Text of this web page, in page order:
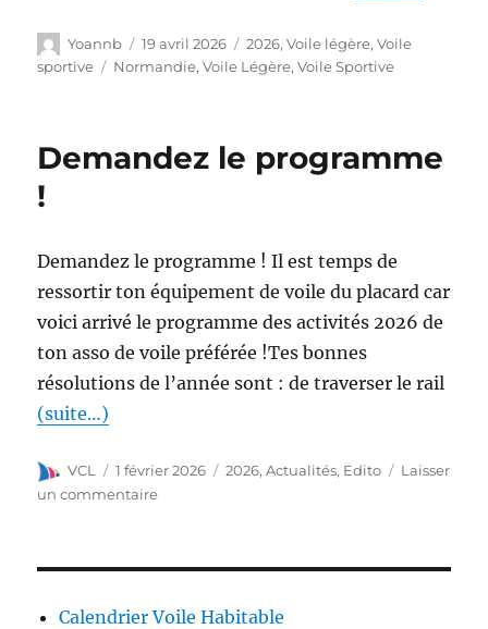
Yoannb 19 avril 2026 2026,Voile légère,Voile
sportive
Normandie,Voile Légère,Voile Sportive
Demandez le programme
!
Demandez le programme ! Il est temps de
ressortir ton équipement de voile du placard car
voici arrivé le programme des activités 2026 de
ton asso de voile préférée !Tes bonnes
résolutions de l’année sont : de traverser le rail
(suite…)
VCL 1 février 2026 2026,Actualités, Edito
Laisser
un commentaire
Calendrier Voile Habitable